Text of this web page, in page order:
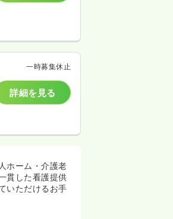
一時募集休止
詳細を見る
ホーム・介護老
貫した看護提供
いただけるお手